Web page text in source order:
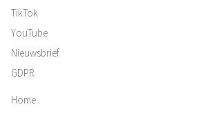
TikTok
YouTube
Nieuwsbrief
GDPR
Home